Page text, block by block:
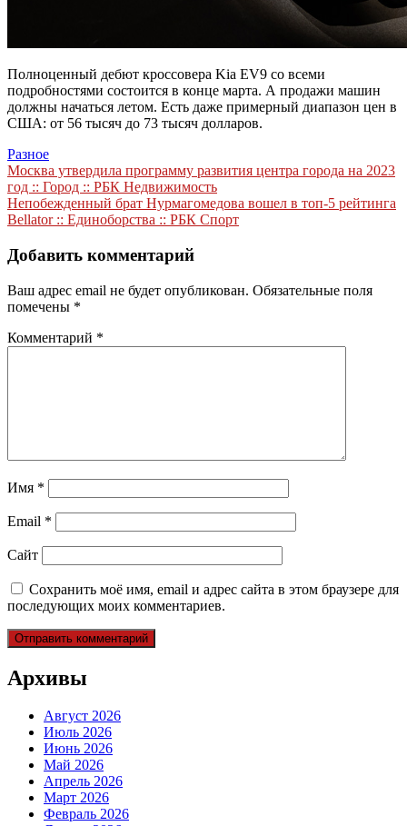
Полноценный дебют кроссовера Kia EV9 со всеми
подробностями состоится в конце марта. А продажи машин
должны начаться летом. Есть даже примерный диапазон цен в
США: от 56 тысяч до 73 тысяч долларов.
Разное
Навигация
по
записям
Москва утвердила программу развития центра города на 2023
год :: Город :: РБК Недвижимость
Непобежденный брат Нурмагомедова вошел в топ-5 рейтинга
Bellator :: Единоборства :: РБК Спорт
Добавить комментарий
Ваш адрес email не будет опубликован. Обязательные поля
помечены *
Комментарий *
Имя *
Email *
Сайт
Сохранить моё имя, email и адрес сайта в этом браузере для
последующих моих комментариев.
Архивы
Август 2026
Июль 2026
Июнь 2026
Май 2026
Апрель 2026
Март 2026
Февраль 2026